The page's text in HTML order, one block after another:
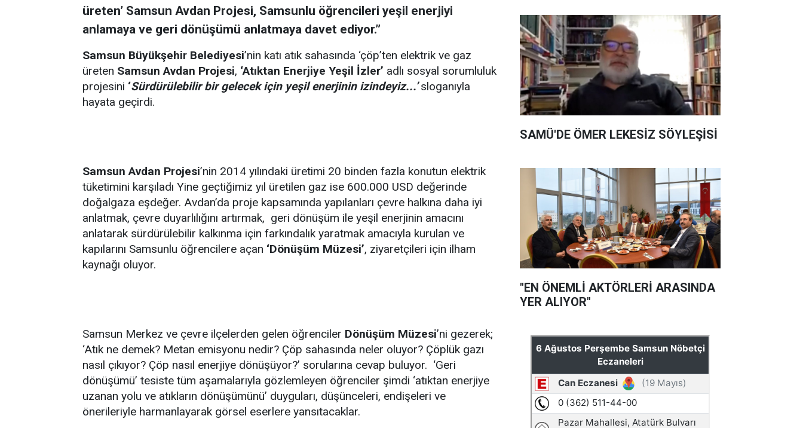
üreten’ Samsun Avdan Projesi, Samsunlu öğrencileri yeşil enerjiyi
anlamaya ve geri dönüşümü anlatmaya davet ediyor.”
Samsun Büyükşehir Belediyesi’nin katı atık sahasında ‘çöp’ten elektrik ve gaz
üreten Samsun Avdan Projesi, ‘Atıktan Enerjiye Yeşil İzler’ adlı sosyal sorumluluk
projesini ‘Sürdürülebilir bir gelecek için yeşil enerjinin izindeyiz...’sloganıyla
hayata geçirdi.
Samsun Avdan Projesi’nin 2014 yılındaki üretimi 20 binden fazla konutun elektrik
tüketimini karşıladı Yine geçtiğimiz yıl üretilen gaz ise 600.000 USD değerinde
doğalgaza eşdeğer. Avdan’da proje kapsamında yapılanları çevre halkına daha iyi
anlatmak, çevre duyarlılığını artırmak, geri dönüşüm ile yeşil enerjinin amacını
anlatarak sürdürülebilir kalkınma için farkındalık yaratmak amacıyla kurulan ve
kapılarını Samsunlu öğrencilere açan ‘Dönüşüm Müzesi’, ziyaretçileri için ilham
kaynağı oluyor.
Samsun Merkez ve çevre ilçelerden gelen öğrenciler Dönüşüm Müzesi’ni gezerek;
‘Atık ne demek? Metan emisyonu nedir? Çöp sahasında neler oluyor? Çöplük gazı
nasıl çıkıyor? Çöp nasıl enerjiye dönüşüyor?’ sorularına cevap buluyor. ‘Geri
dönüşümü’ tesiste tüm aşamalarıyla gözlemleyen öğrenciler şimdi ‘atıktan enerjiye
uzanan yolu ve atıkların dönüşümünü’ duyguları, düşünceleri, endişeleri ve
önerileriyle harmanlayarak görsel eserlere yansıtacaklar.
SAMÜ'DE ÖMER LEKESİZ SÖYLEŞİSİ
"EN ÖNEMLİ AKTÖRLERİ ARASINDA
YER ALIYOR"